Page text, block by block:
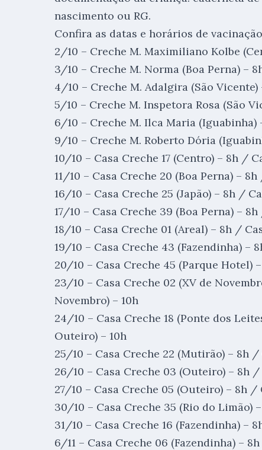
nascimento ou RG.
Confira as datas e horários de
2/10 – Creche M. Maximiliano Kolbe
3/10 – Creche M. Norma (Boa Perna) –
4/10 – Creche M. Adalgira (São Vicente)
5/10 – Creche M. Inspetora Rosa (São
6/10 – Creche M. Ilca Maria (Iguabinha)
9/10 – Creche M. Roberto Dória
10/10 – Casa Creche 17 (Centro) – 8h /
11/10 – Casa Creche 20 (Boa Perna) –
16/10 – Casa Creche 25 (Japão) – 8h /
17/10 – Casa Creche 39 (Boa Perna) –
18/10 – Casa Creche 01 (Areal) – 8h /
19/10 – Casa Creche 43 (Fazendinha) –
20/10 – Casa Creche 45 (Parque Hotel)
23/10 – Casa Creche 02 (XV de
Novembro) – 10h
24/10 – Casa Creche 18 (Ponte dos
Outeiro) – 10h
25/10 – Casa Creche 22 (Mutirão) – 8h
26/10 – Casa Creche 03 (Outeiro) – 8h
27/10 – Casa Creche 05 (Outeiro) – 8h /
30/10 – Casa Creche 35 (Rio do Limão)
31/10 – Casa Creche 16 (Fazendinha) –
6/11 – Casa Creche 06 (Fazendinha) –